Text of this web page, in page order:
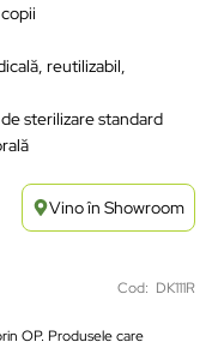
reutilizabil,
sterilizare standard
Vino în Showroom
Cod: DK111R
OP. Produsele care